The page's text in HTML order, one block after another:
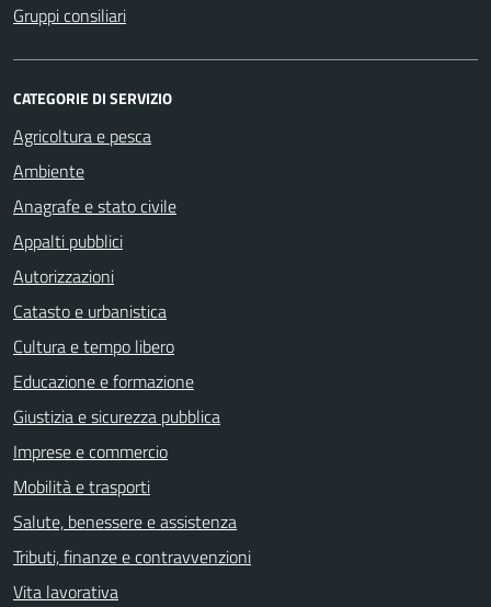
Gruppi consiliari
CATEGORIE DI SERVIZIO
Agricoltura e pesca
Ambiente
Anagrafe e stato civile
Appalti pubblici
Autorizzazioni
Catasto e urbanistica
Cultura e tempo libero
Educazione e formazione
Giustizia e sicurezza pubblica
Imprese e commercio
Mobilità e trasporti
Salute, benessere e assistenza
Tributi, finanze e contravvenzioni
Vita lavorativa